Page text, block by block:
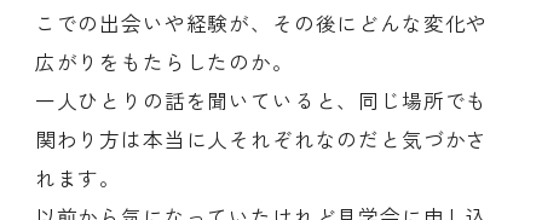
こでの出会いや経験が、その後にどんな変化や
広がりをもたらしたのか。
一人ひとりの話を聞いていると、同じ場所でも
関わり方は本当に人それぞれなのだと気づかさ
れます。